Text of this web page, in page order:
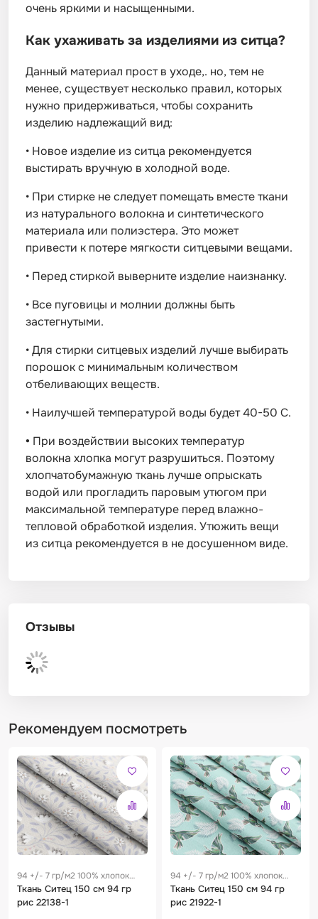
очень яркими и насыщенными.
Как ухаживать за изделиями из ситца?
Данный материал прост в уходе,. но, тем не
менее, существует несколько правил, которых
нужно придерживаться, чтобы сохранить
изделию надлежащий вид:
• Новое изделие из ситца рекомендуется
выстирать вручную в холодной воде.
• При стирке не следует помещать вместе ткани
из натурального волокна и синтетического
материала или полиэстера. Это может
привести к потере мягкости ситцевыми вещами.
• Перед стиркой выверните изделие наизнанку.
• Все пуговицы и молнии должны быть
застегнутыми.
•Для стирки ситцевых изделий лучше выбирать
порошок с минимальным количеством
отбеливающих веществ.
• Наилучшей температурой воды будет 40-50 С.
• При воздействии высоких температур
волокна хлопка могут разрушиться. Поэтому
хлопчатобумажную ткань лучше опрыскать
водой или прогладить паровым утюгом при
максимальной температуре перед влажно-
тепловой обработкой изделия. Утюжить вещи
из ситца рекомендуется в не досушенном виде.
Отзывы
Рекомендуем посмотреть
94 +/- 7 гр/м2 100% хлопок
0.28 м
Ткань Ситец 150 см 94 гр
рис 22138-1
94 +/- 7 гр/м2 100% хлопок
0.28 м
Ткань Ситец 150 см 94 гр
рис 21922-1